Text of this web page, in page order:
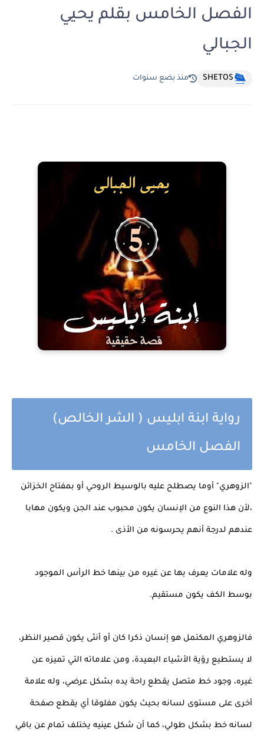
الفصل الخامس بقلم يحيي
الجبالي
SHETOS منذ بضع سنوات
رواية ابنة ابليس ( الشر الخالص)
الفصل الخامس
"الزوهري" أوما يصطلح عليه بالوسيط الروحي أو بمفتاح الخزائن
،لأن هذا النوع من الإنسان يكون محبوب عند الجن ويكون مهابا
عندهم لدرجة أنهم يحرسونه من الأذى .
وله علامات يعرف بها عن غيره من بينها خط الرأس الموجود
بوسط الكف يكون مستقيم.
فالزوهري المكتمل هو إنسان ذكرا كان أو أنثى يكون قصير النظر،
لا يستطيع رؤية الأشياء البعيدة، ومن علاماته التي تميزه عن
غيره، وجود خط متصل يقطع راحة يده بشكل عرضي، وله علامة
أخرى على مستوى لسانه بحيث يكون مفلوقا أي يقطع صفحة
لسانه خط بشكل طولي، كما أن شكل عينيه يختلف تمام عن باقي